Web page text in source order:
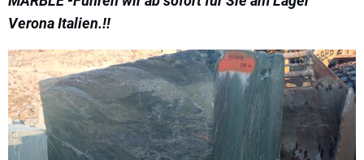
Verona Italien.!!